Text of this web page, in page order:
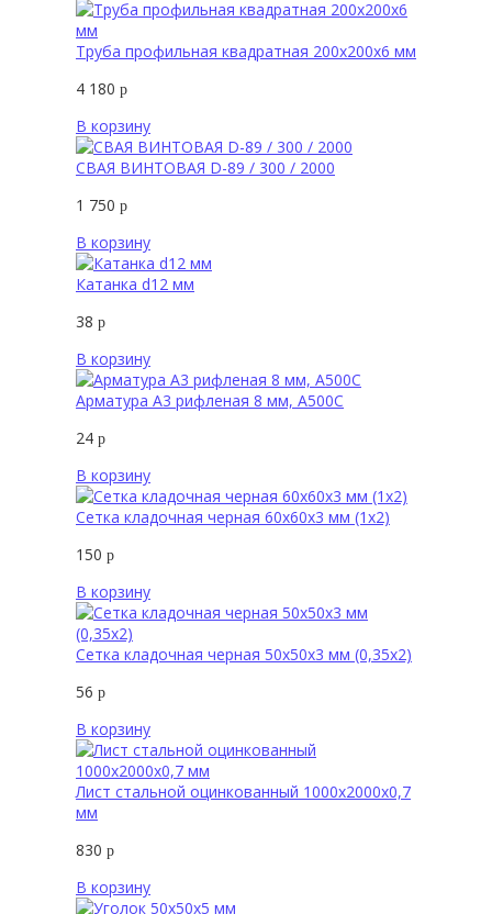
Труба профильная квадратная 200х200х6 мм
4 180 р
В корзину
СВАЯ ВИНТОВАЯ D-89 / 300 / 2000
1 750 р
В корзину
Катанка d12 мм
38 р
В корзину
Арматура А3 рифленая 8 мм, А500С
24 р
В корзину
Сетка кладочная черная 60х60х3 мм (1х2)
150 р
В корзину
Сетка кладочная черная 50х50х3 мм (0,35х2)
56 р
В корзину
Лист стальной оцинкованный 1000х2000х0,7
мм
830 р
В корзину